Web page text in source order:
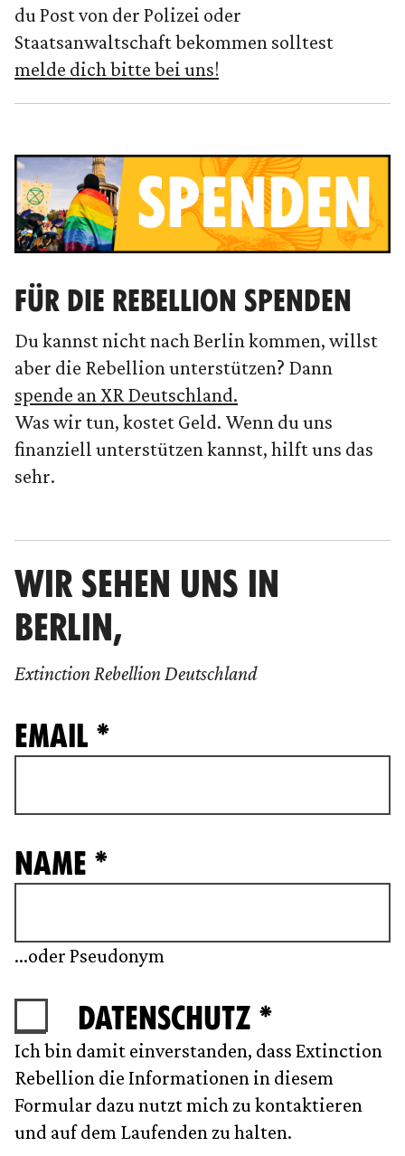
du Post von der Polizei oder
Staatsanwaltschaft bekommen solltest
melde dich bitte bei uns!
FÜR DIE REBELLION SPENDEN
Du kannst nicht nach Berlin kommen, willst
aber die Rebellion unterstützen? Dann
spende an XR Deutschland.
Was wir tun, kostet Geld. Wenn du uns
finanziell unterstützen kannst, hilft uns das
sehr.
WIR SEHEN UNS IN
BERLIN,
Extinction Rebellion Deutschland
EMAIL *
NAME *
...oder Pseudonym
DATENSCHUTZ *
Ich bin damit einverstanden, dass Extinction
Rebellion die Informationen in diesem
Formular dazu nutzt mich zu kontaktieren
und auf dem Laufenden zu halten.